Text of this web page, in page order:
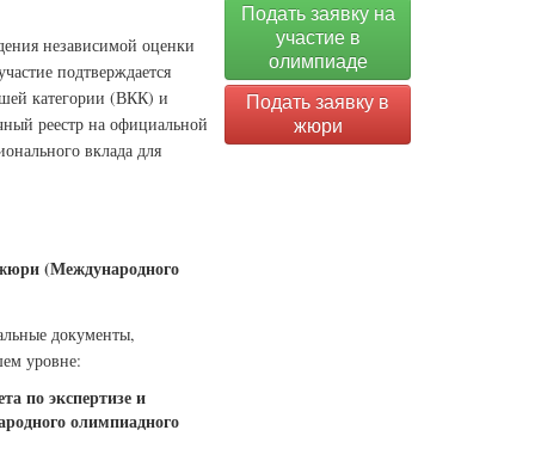
независимой оценки
подтверждается
категории (ВКК) и
реестр на официальной
вклада для
(Международного
документы,
уровне:
по экспертизе и
олимпиадного
Подать заявку на
участие в
олимпиаде
Подать заявку в
жюри